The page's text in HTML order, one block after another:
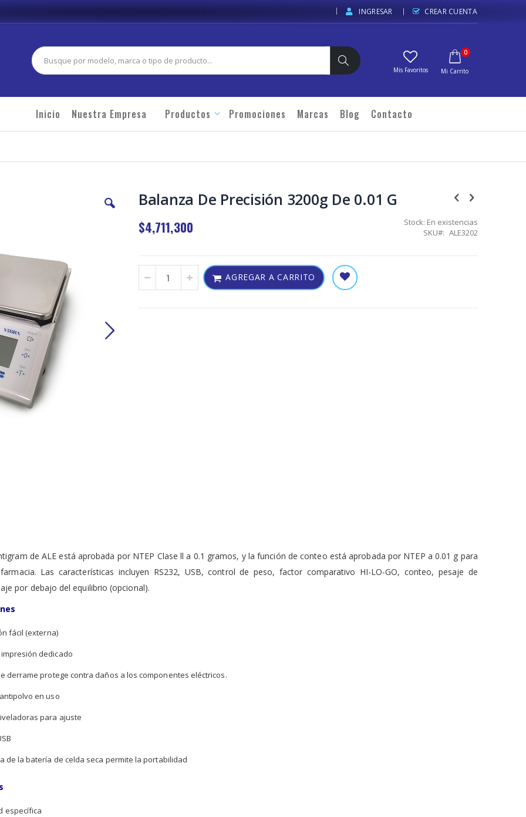
INGRESAR CREAR CUENTA
Carrito
0elementos
Buscar
Inicio Nuestra Empresa Productos Promociones Marcas Blog Contacto
Balanza De Precisión 3200g De 0.01 G
$4,711,300 Stock: En existencias
SKU
ALE3202
AGREGAR A CARRITO
de ALE está aprobada por NTEP Clase ll a 0.1 gramos, y la función de conteo está aprobada por NTEP a 0.01 g para
Las características incluyen RS232, USB, control de peso, factor comparativo HI-LO-GO, conteo, pesaje de
por debajo del equilibrio (opcional).
fácil (externa)
dedicado
derrame protege contra daños a los componentes eléctricos.
en uso
para ajuste
de la batería de celda seca permite la portabilidad
específica